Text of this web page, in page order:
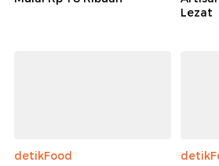
Lezat
detikFood